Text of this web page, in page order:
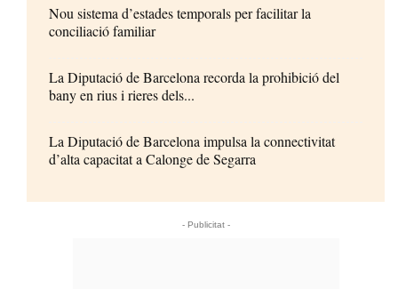
Nou sistema d’estades temporals per facilitar la
conciliació familiar
La Diputació de Barcelona recorda la prohibició del
bany en rius i rieres dels...
La Diputació de Barcelona impulsa la connectivitat
d’alta capacitat a Calonge de Segarra
- Publicitat -